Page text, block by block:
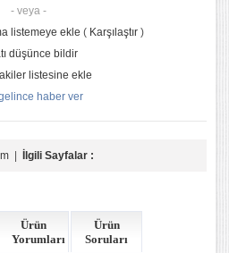
- veya -
listemeye ekle ( Karşılaştır )
düşünce bildir
listesine ekle
haber ver
| İlgili Sayfalar :
Ürün
Yorumları
Ürün
Soruları